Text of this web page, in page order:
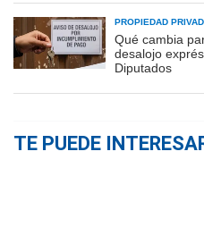
PROPIEDAD
Qué cambia
desalojo
Diputados
TE PUEDE